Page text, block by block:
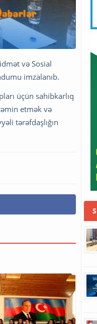
və Sosial
imzalanıb.
üçün sahibkarlıq
etmək və
tərəfdaşlığın